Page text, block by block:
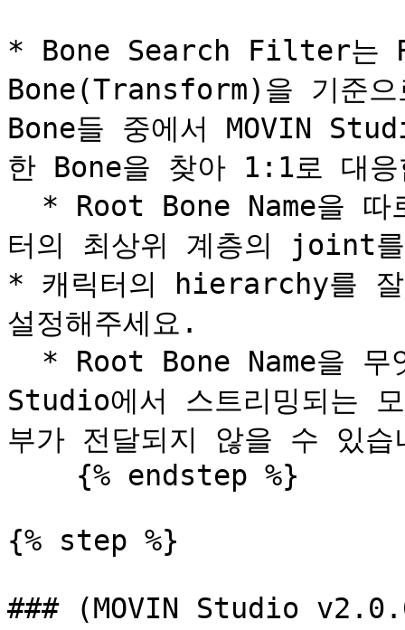
* Bone Search Filter는
Bone(Transform)을 기준
Bone들 중에서 MOVIN
한 Bone을 찾아 1:1로 대
터의 최상위 계층의 joint
* 캐릭터의 hierarchy를 잘
설정해주세요.
Studio에서 스트리밍되는
부가 전달되지 않을 수 있
{% step %}
### (MOVIN Studio